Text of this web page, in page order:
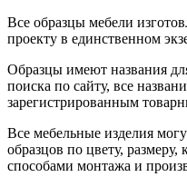
Все образцы мебели
проекту в единственном
Образцы имеют названия
поиска по сайту, все
зарегистрированным
Все мебельные изделия
образцов по цвету,
способами монтажа и